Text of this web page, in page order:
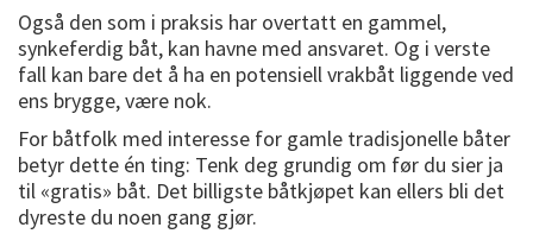
Også den som i praksis har overtatt en gammel,
synkeferdig båt, kan havne med ansvaret. Og i verste
fall kan bare det å ha en potensiell vrakbåt liggende ved
ens brygge, være nok.
For båtfolk med interesse for gamle tradisjonelle båter
betyr dette én ting: Tenk deg grundig om før du sier ja
til «gratis» båt. Det billigste båtkjøpet kan ellers bli det
dyreste du noen gang gjør.